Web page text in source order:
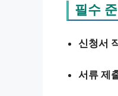
필수
신청서
서류 제